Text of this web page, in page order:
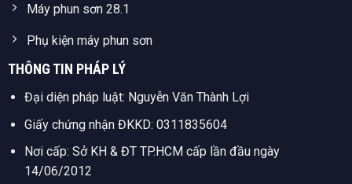
Máy phun sơn 28.1
Phụ kiện máy phun sơn
THÔNG TIN PHÁP LÝ
Đại diện pháp luật: Nguyễn Văn Thành Lợi
Giấy chứng nhận ĐKKD: 0311835604
Nơi cấp: Sở KH & ĐT TP.HCM cấp lần đầu ngày
14/06/2012